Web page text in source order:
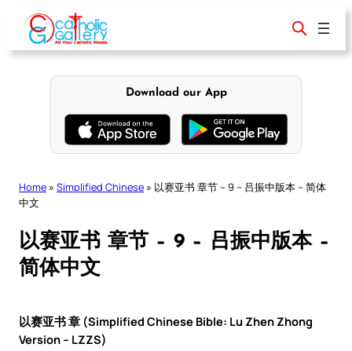
content
Download our App
Home » Simplified Chinese » 以赛亚书 章节 – 9 – 吕振中版本 – 简体
中文
以赛亚书 章节 – 9 – 吕振中版本 –
简体中文
以赛亚书 章 (Simplified Chinese Bible: Lu Zhen Zhong
Version – LZZS)